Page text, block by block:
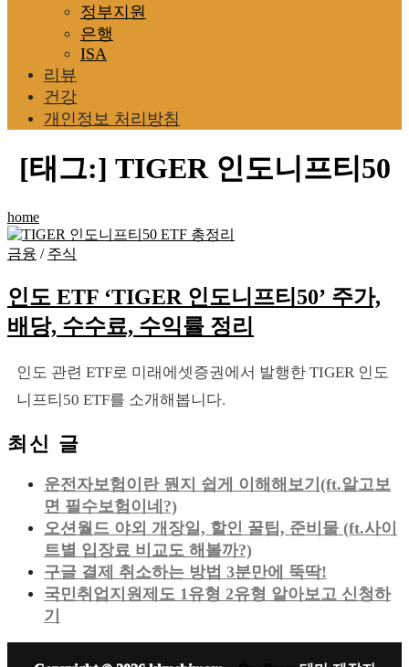
정부지원
은행
ISA
리뷰
건강
개인정보 처리방침
[태그:] TIGER 인도니프티50
home
금융 / 주식
인도 ETF ‘TIGER 인도니프티50’ 주가,
배당, 수수료, 수익률 정리
인도 관련 ETF로 미래에셋증권에서 발행한 TIGER 인도
니프티50 ETF를 소개해봅니다.
최신 글
운전자보험이란 뭔지 쉽게 이해해보기(ft.알고보
면 필수보험이네?)
오션월드 야외 개장일, 할인 꿀팁, 준비물 (ft.사이
트별 입장료 비교도 해볼까?)
구글 결제 취소하는 방법 3분만에 뚝딱!
국민취업지원제도 1유형 2유형 알아보고 신청하
기